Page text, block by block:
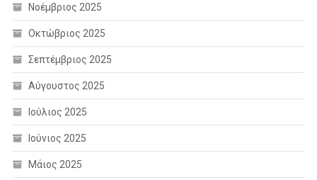
Νοέμβριος 2025
Οκτώβριος 2025
Σεπτέμβριος 2025
Αύγουστος 2025
Ιούλιος 2025
Ιούνιος 2025
Μάιος 2025